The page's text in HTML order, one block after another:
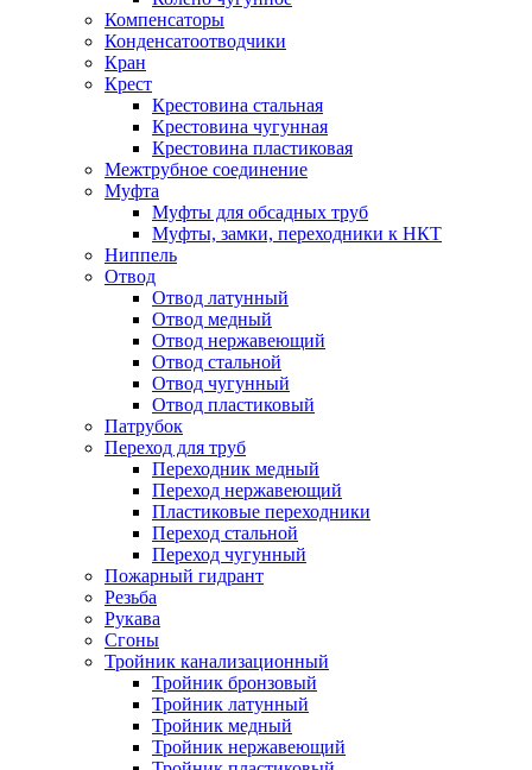
Компенсаторы
Конденсатоотводчики
Кран
Крест
Крестовина стальная
Крестовина чугунная
Крестовина пластиковая
Межтрубное соединение
Муфта
Муфты для обсадных труб
Муфты, замки, переходники к НКТ
Ниппель
Отвод
Отвод латунный
Отвод медный
Отвод нержавеющий
Отвод стальной
Отвод чугунный
Отвод пластиковый
Патрубок
Переход для труб
Переходник медный
Переход нержавеющий
Пластиковые переходники
Переход стальной
Переход чугунный
Пожарный гидрант
Резьба
Рукава
Сгоны
Тройник канализационный
Тройник бронзовый
Тройник латунный
Тройник медный
Тройник нержавеющий